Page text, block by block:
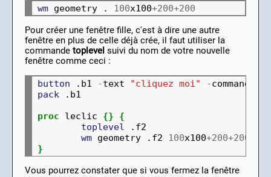
wm geometry . 100x100+200+200
Pour créer une fenêtre fille, c'est à dire une autre
fenêtre en plus de celle déjà crée, il faut utiliser la
commande toplevel suivi du nom de votre nouvelle
fenêtre comme ceci :
button .b1 -text "cliquez moi" -command
pack .b1
proc leclic {}
{
toplevel
.f2
wm geometry .f2 100x100+200+200
}
Vous pourrez constater que si vous fermez la fenêtre